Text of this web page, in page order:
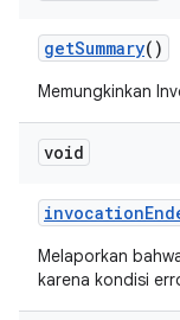
getSummary()
Memungkinkan
void
invocation
Melaporkan
karena kondisi